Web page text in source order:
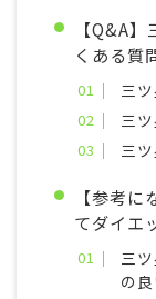
【Q&A
くある質
三
三
三
【参考
てダイエ
三
の